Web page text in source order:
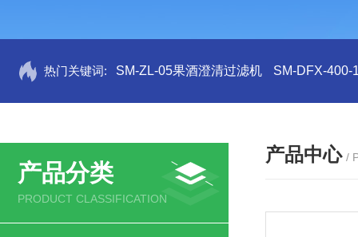
热门关键词: SM-ZL-05果酒澄清过滤机 SM-DFX-400-
产品分类
PRODUCT CLASSIFICATION
产品中心 /